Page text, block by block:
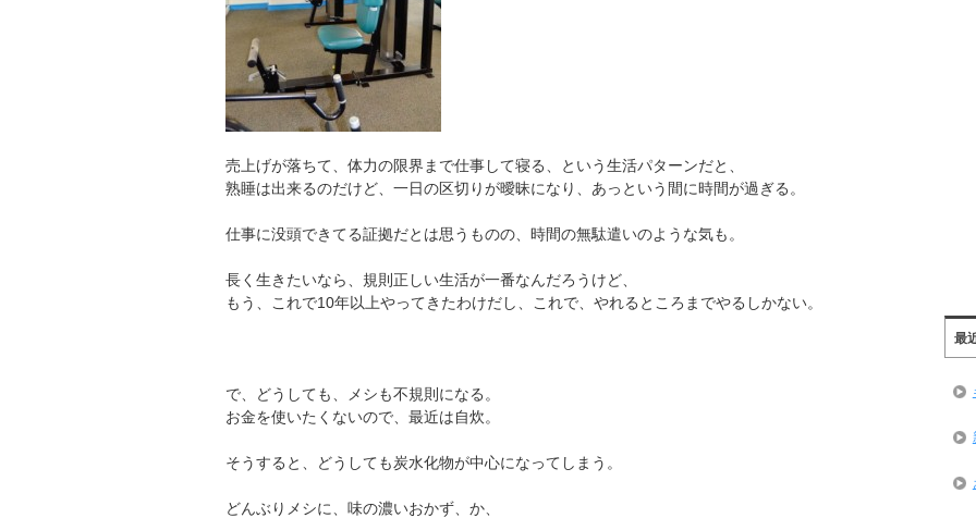
売上げが落ちて、体力の限界まで仕事して寝る、という生活パターンだと、
熟睡は出来るのだけど、一日の区切りが曖昧になり、あっという間に時間が過ぎる。
仕事に没頭できてる証拠だとは思うものの、時間の無駄遣いのような気も。
長く生きたいなら、規則正しい生活が一番なんだろうけど、
もう、これで10年以上やってきたわけだし、これで、やれるところまでやるしかない。
で、どうしても、メシも不規則になる。
お金を使いたくないので、最近は自炊。
そうすると、どうしても炭水化物が中心になってしまう。
どんぶりメシに、味の濃いおかず、か、
最